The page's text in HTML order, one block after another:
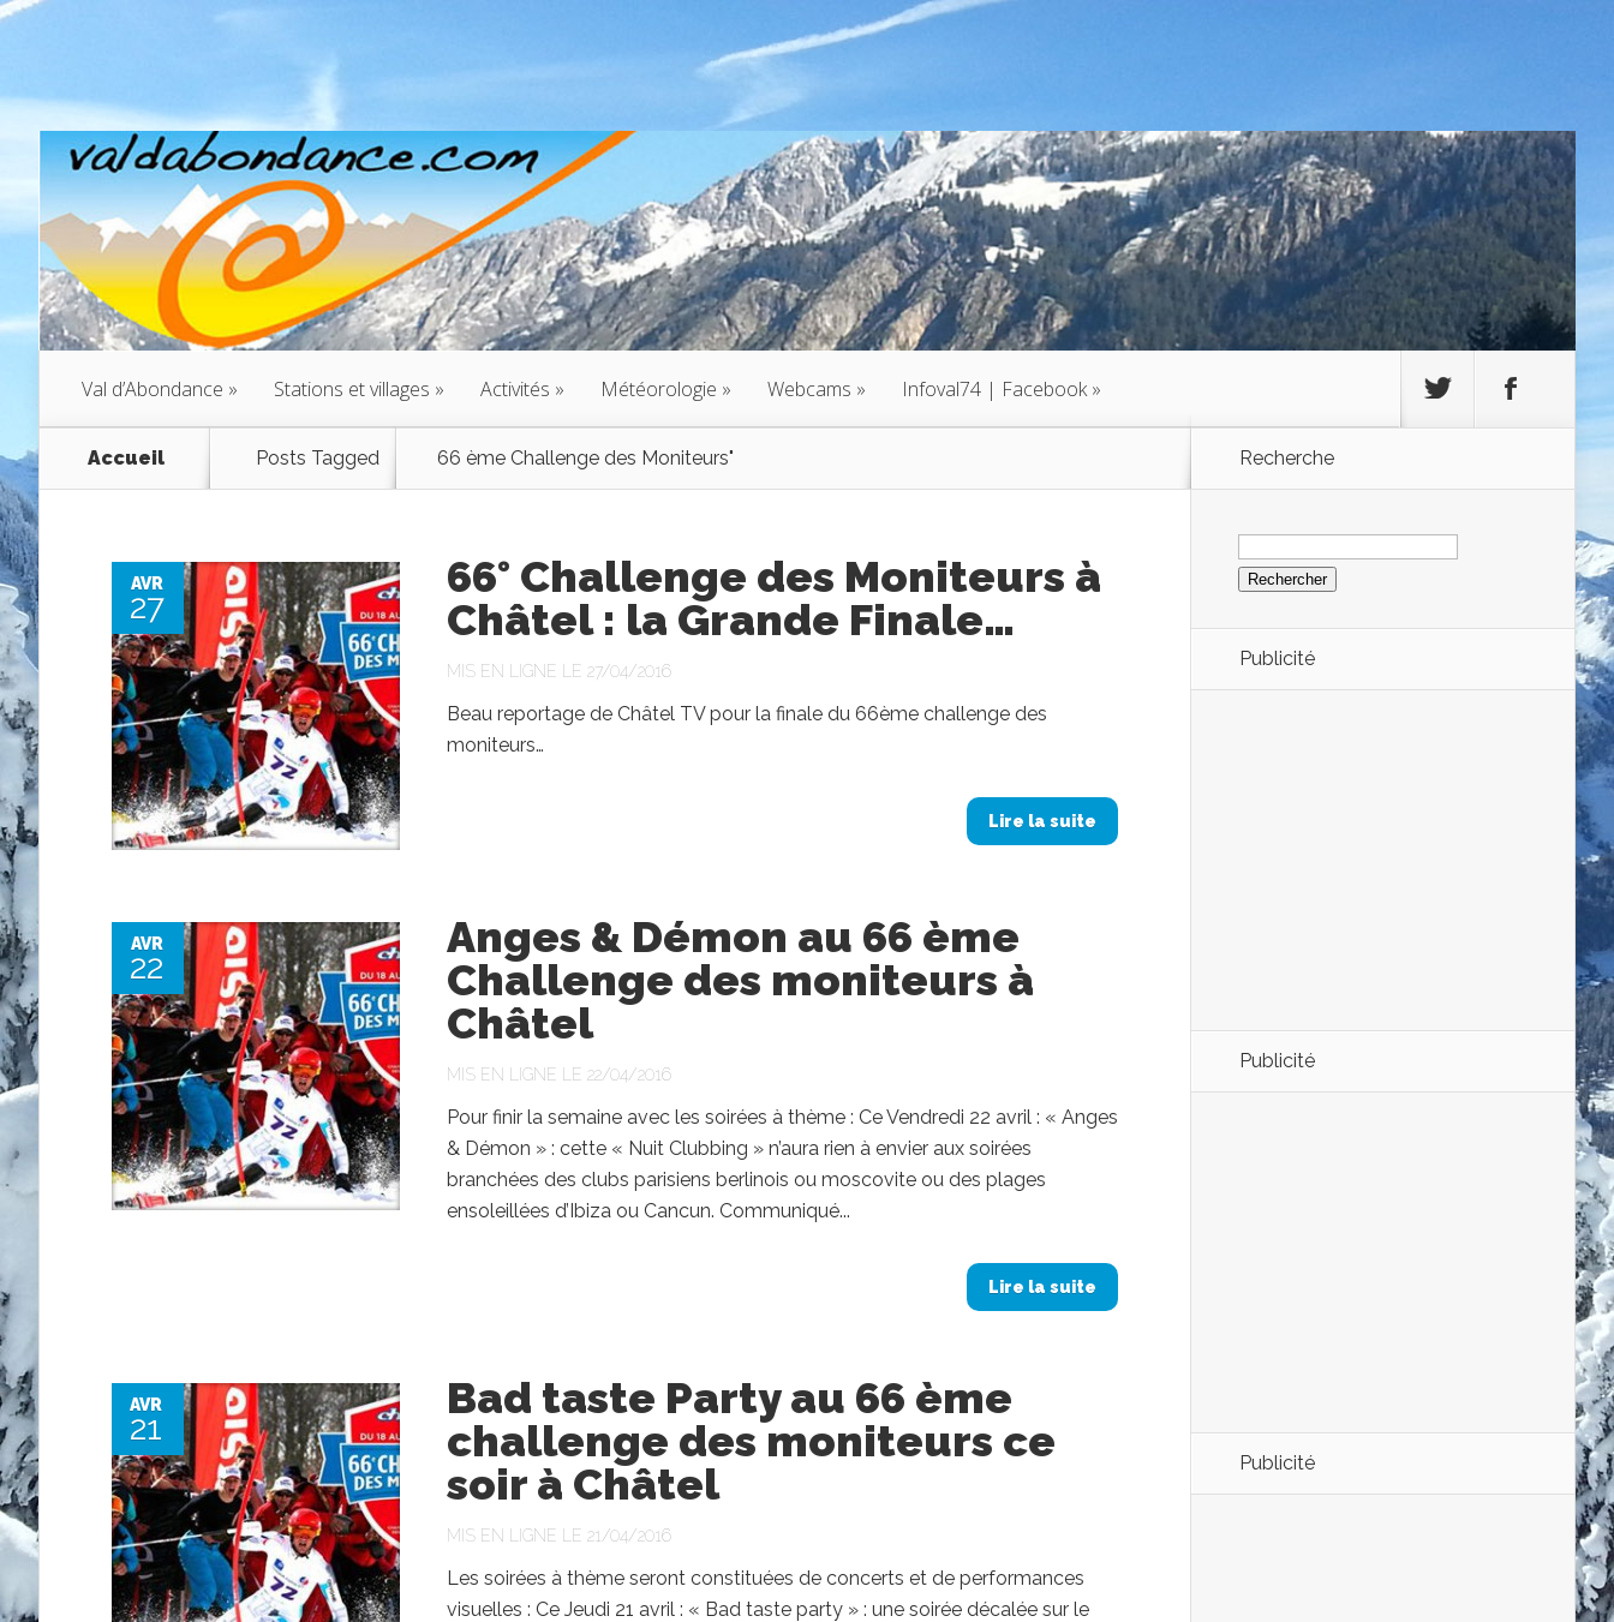
Val d’Abondance » Stations et villages » Activités » Météorologie » Webcams » Infoval74 | Facebook»
Accueil Posts Tagged 66 ème Challenge des Moniteurs"
AVR
27
66° Challenge des Moniteurs à
Châtel : la Grande Finale…
MIS EN LIGNE LE 27/04/2016
Beau reportage de Châtel TV pour la finale du 66ème challenge des
moniteurs…
Lire la suite
AVR
22
Anges & Démon au 66 ème
Challenge des moniteurs à
Châtel
MIS EN LIGNE LE 22/04/2016
Pour finir la semaine avec les soirées à thème : Ce Vendredi 22 avril : « Anges
& Démon » : cette « Nuit Clubbing » n’aura rien à envier aux soirées
branchées des clubs parisiens berlinois ou moscovite ou des plages
ensoleillées d’Ibiza ou Cancun. Communiqué...
Lire la suite
AVR
21
Bad taste Party au 66 ème
challenge des moniteurs ce
soir à Châtel
MIS EN LIGNE LE 21/04/2016
Les soirées à thème seront constituées de concerts et de performances
visuelles : Ce Jeudi 21 avril : « Bad taste party » : une soirée décalée sur le
Recherche
Rechercher :
Publicité
Publicité
Publicité